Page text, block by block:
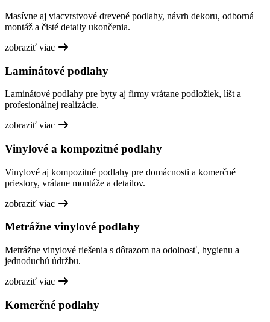
Masívne aj viacvrstvové drevené podlahy, návrh dekoru, odborná
montáž a čisté detaily ukončenia.
zobraziť viac
Laminátové podlahy
Laminátové podlahy pre byty aj firmy vrátane podložiek, líšt a
profesionálnej realizácie.
zobraziť viac
Vinylové a kompozitné podlahy
Vinylové aj kompozitné podlahy pre domácnosti a komerčné
priestory, vrátane montáže a detailov.
zobraziť viac
Metrážne vinylové podlahy
Metrážne vinylové riešenia s dôrazom na odolnosť, hygienu a
jednoduchú údržbu.
zobraziť viac
Komerčné podlahy